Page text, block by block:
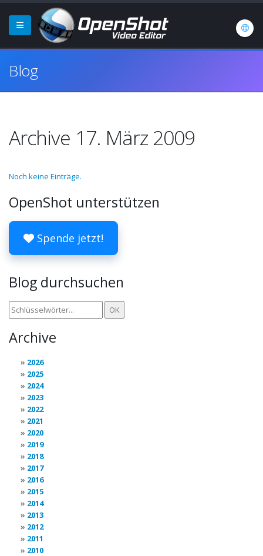
Blog
Archive 17. März 2009
Noch keine Einträge.
OpenShot unterstützen
Spende jetzt!
Blog durchsuchen
Archive
2026
2025
2024
2023
2022
2021
2020
2019
2018
2017
2016
2015
2014
2013
2012
2011
2010